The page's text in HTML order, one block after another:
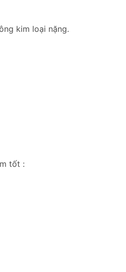
kim loại nặng.
tốt :